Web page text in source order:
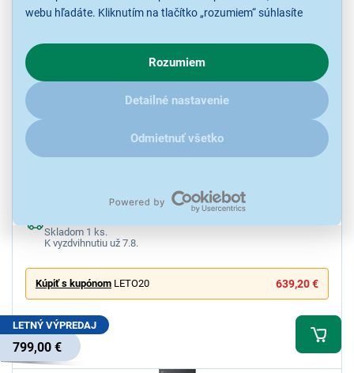
webu hľadáte. Kliknutím na tlačítko „rozumiem“ súhlasíte
o chovaní na webe pre zobrazovaní cielených reklám.
V prípade že vás zaujímajú detaily, ako u nás s cookies a
ďalšími údaji pracujeme, kliknitesem.
Rozumiem
Detailné nastavenie
Odmietnuť všetko
LG GBBS322BSW
Chladnička s mrazničkou, objem chladničky/mrazničky 262/113 l,
Skladom 1 ks.
K vyzdvihnutiu už 7.8.
Kúpiť s kupónom LETO20 639,20 €
LETNÝ VÝPREDAJ
799,00 €